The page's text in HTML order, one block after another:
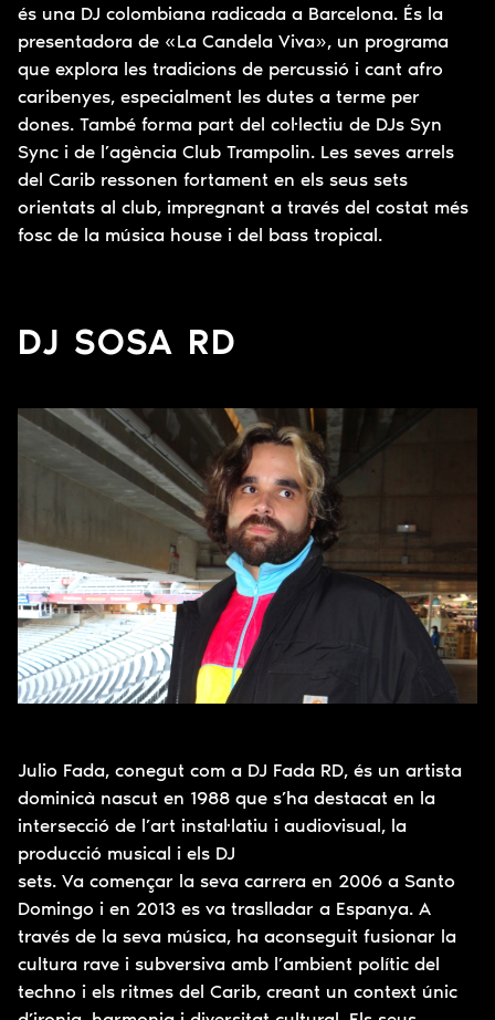
és una DJ colombiana radicada a Barcelona. És la
presentadora de «La Candela Viva», un programa
que explora les tradicions de percussió i cant afro
caribenyes, especialment les dutes a terme per
dones. També forma part del col·lectiu de DJs Syn
Sync i de l’agència Club Trampolin. Les seves arrels
del Carib ressonen fortament en els seus sets
orientats al club, impregnant a través del costat més
fosc de la música house i del bass tropical.
DJ SOSA RD
Julio Fada, conegut com a DJ Fada RD, és un artista
dominicà nascut en 1988 que s’ha destacat en la
intersecció de l’art instal·latiu i audiovisual, la
producció musical i els DJ
sets. Va començar la seva carrera en 2006 a Santo
Domingo i en 2013 es va traslladar a Espanya. A
través de la seva música, ha aconseguit fusionar la
cultura rave i subversiva amb l’ambient polític del
techno i els ritmes del Carib, creant un context únic